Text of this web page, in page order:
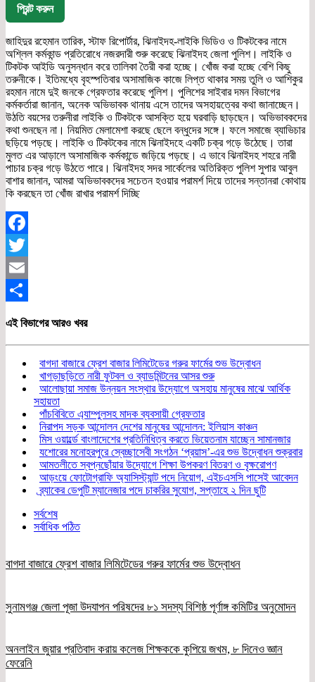
প্রিন্ট করুন
জাহিদুর রহেমান তারিক, স্টাফ রিপোর্টার, ঝিনাইদহ-লাইকি ভিডিও ও টিকটকের নামে
অশ্লিল কর্মকান্ড প্রতিরোধে নজরদারী শুরু করেছে ঝিনাইদহ জেলা পুলিশ। লাইকি ও
টিকটক আইডি অনুসন্ধান করে তালিকা তৈরী করা হচ্ছে। খোঁজ করা হচ্ছে বেশি কিছু
তরুনীকে। ইতিমধ্যে বৃহস্পতিবার অসামাজিক কাজে লিপ্ত থাকার সময় তুলি ও আশিকুর
রহমান নামে দুই জনকে গ্রেফতার করেছে পুলিশ। পুলিশের সাইবার দমন বিভাগের
কর্মকর্তারা জানান, অনেক অভিভাবক থানায় এসে তাদের অসহায়ত্বের কথা জানাচ্ছেন।
উঠতি বয়সের তরুনীরা লাইকি ও টিকটকে আসক্তি হয়ে ঘরবাড়ি ছাড়ছেন। অভিভাবকদের
কথা শুনছেন না। নিয়মিত মেলামেশা করছে ছেলে বন্ধুদের সঙ্গে। ফলে সমাজে ব্যাভিচার
ছড়িয়ে পড়ছে। লাইকি ও টিকটকের নামে ঝিনাইদহে একটি চক্র গড়ে উঠেছে। তারা
মুলত এর আড়ালে অসামাজিক কর্মকান্ডে জড়িয়ে পড়ছে। এ ভাবে ঝিনাইদহ শহরে নারী
পাচার চক্র গড়ে উঠতে পারে। ঝিনাইদহ সদর সার্কেলের অতিরিক্ত পুলিশ সুপার আবুল
বাশার জানান, আমরা অভিভাবকদের সচেতন হওয়ার পরামর্শ দিয়ে তাদের সন্তানরা কোথায়
কি করছেন তা খোঁজ রাখার পরামর্শ দিচ্ছি
Facebook
Twitter
Email
এই বিভাগের আরও খবর
বাগদা বাজারে ফ্রেশ বাজার লিমিটেডের গরুর ফার্মের শুভ উদ্বোধন
খাগড়াছড়িতে নারী ফুটবল ও ব্যাডমিন্টনের আসর শুরু
আলোছায়া সমাজ উন্নয়ন সংস্থার উদ্যোগে অসহায় মানুষের মাঝে আর্থিক
সহায়তা
পাঁচবিবিতে এ্যাম্পুলসহ মাদক ব্যবসায়ী গ্রেফতার
নিরাপদ সড়ক আন্দোলন দেশের মানুষের আন্দোলন: ইলিয়াস কাঞ্চন
মিস ওয়ার্ল্ডে বাংলাদেশের প্রতিনিধিত্ব করতে ভিয়েতনাম যাচ্ছেন সামানজার
যশোরের মনোহরপুরে স্বেচ্ছাসেবী সংগঠন ‘প্রয়াস’-এর শুভ উদ্বোধন শুক্রবার
আমতলীতে স্বপ্নছোঁয়ার উদ্যোগে শিক্ষা উপকরণ বিতরণ ও বৃক্ষরোপণ
আড়ংয়ে ফোটোগ্রাফি অ্যাসিস্ট্যান্ট পদে নিয়োগ, এইচএসসি পাসেই আবেদন
ব্র্যাকের ডেপুটি ম্যানেজার পদে চাকরির সুযোগ, সপ্তাহে ২ দিন ছুটি
সর্বশেষ
সর্বাধিক পঠিত
বাগদা বাজারে ফ্রেশ বাজার লিমিটেডের গরুর ফার্মের শুভ উদ্বোধন
সুনামগঞ্জ জেলা পূজা উদযাপন পরিষদের ৮১ সদস্য বিশিষ্ঠ পূর্ণাঙ্গ কমিটির অনুমোদন
অনলাইন জুয়ার প্রতিবাদ করায় কলেজ শিক্ষককে কুপিয়ে জখম, ৮ দিনেও জ্ঞান
ফেরেনি